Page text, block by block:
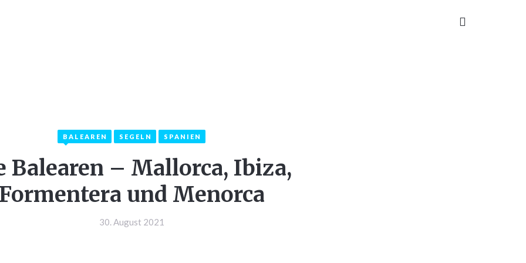
BALEAREN SEGELN SPANIEN
Balearen – Mallorca, Ibiza,
Formentera und Menorca
30. August 2021